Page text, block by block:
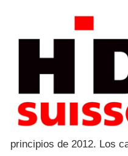
principios de 2012. Los